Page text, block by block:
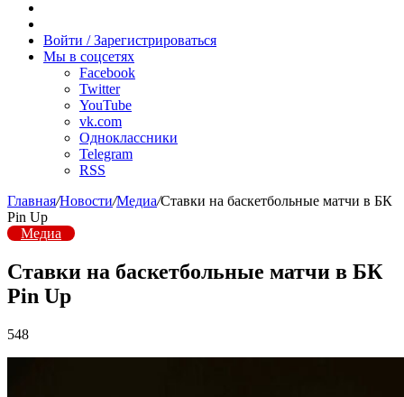
радио
Войти / Зарегистрироваться
Мы в соцсетях
Facebook
Twitter
YouTube
vk.com
Одноклассники
Telegram
RSS
Главная/Новости/Медиа/Ставки на баскетбольные матчи в БК
Pin Up
Медиа
Ставки на баскетбольные матчи в БК
Pin Up
548